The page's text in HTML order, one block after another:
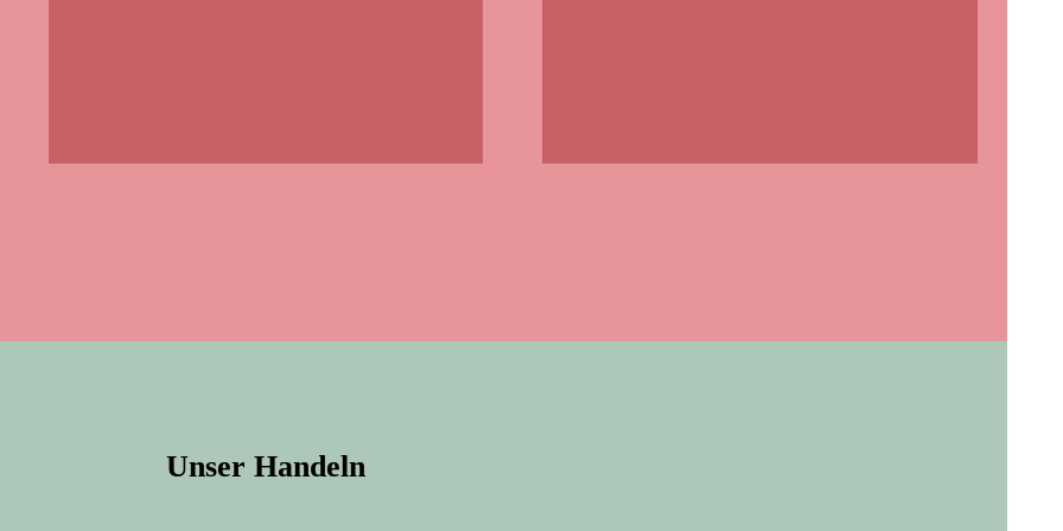
Unser Handeln